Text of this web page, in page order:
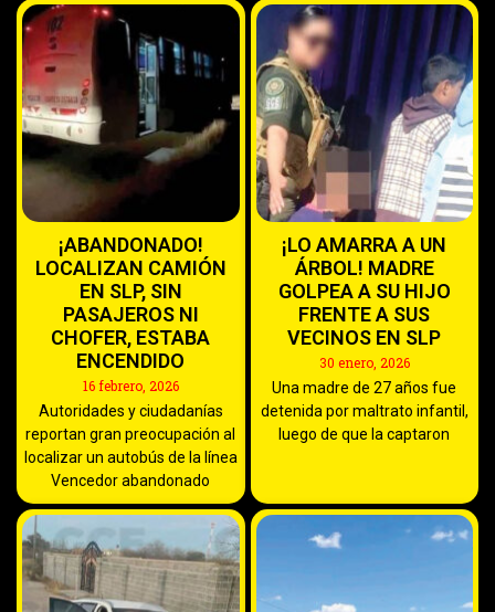
¡ABANDONADO!
LOCALIZAN CAMIÓN
EN SLP, SIN
PASAJEROS NI
CHOFER, ESTABA
ENCENDIDO
16 febrero, 2026
Autoridades y ciudadanías
reportan gran preocupación al
localizar un autobús de la línea
Vencedor abandonado
¡LO AMARRA A UN
ÁRBOL! MADRE
GOLPEA A SU HIJO
FRENTE A SUS
VECINOS EN SLP
30 enero, 2026
Una madre de 27 años fue
detenida por maltrato infantil,
luego de que la captaron